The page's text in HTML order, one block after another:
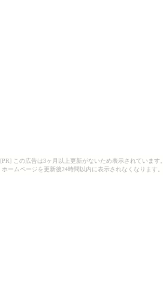
[PR] この広告は3ヶ月以上更新がないため表示されています。
ホームページを更新後24時間以内に表示されなくなります。